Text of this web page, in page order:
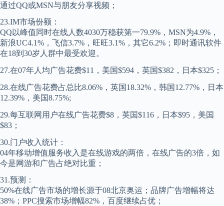
通过QQ或MSN与朋友分享视频；
23.IM市场份额：
QQ以峰值同时在线人数4030万稳获第一79.9%，MSN为4.9%，
新浪UC4.1%，飞信3.7%，旺旺3.1%，其它6.2%；即时通讯软件
在18到30岁人群中最受欢迎。
27.在07年人均广告花费$11，美国$594，英国$382，日本$325；
28.在线广告花费占总比8.06%，英国18.32%，韩国12.77%，日本
12.39%，美国8.75%;
29.每互联网用户在线广告花费$8，英国$116，日本$95，美国
$83；
30.门户收入统计：
04年移动增值服务收入是在线游戏的两倍，在线广告的3倍，如
今是网游和广告占绝对比重；
31.预测：
50%在线广告市场的增长源于08北京奥运；品牌广告增幅将达
38%；PPC搜索市场增幅82%，百度继续占优；